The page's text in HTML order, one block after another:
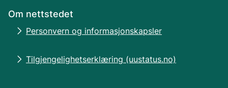
Om nettstedet
Personvern og informasjonskapsler
Tilgjengelighetserklæring (uustatus.no)